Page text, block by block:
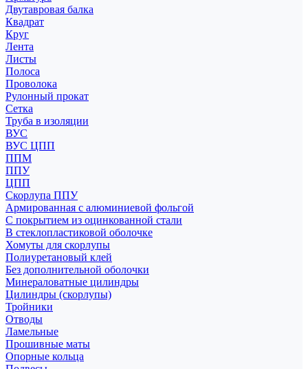
Двутавровая балка
Квадрат
Круг
Лента
Листы
Полоса
Проволока
Рулонный прокат
Сетка
Труба в изоляции
ВУС
ВУС ЦПП
ППМ
ППУ
ЦПП
Скорлупа ППУ
Армированная с алюминиевой фольгой
С покрытием из оцинкованной стали
В стеклопластиковой оболочке
Хомуты для скорлупы
Полиуретановый клей
Без дополнительной оболочки
Минераловатные цилиндры
Цилиндры (скорлупы)
Тройники
Отводы
Ламельные
Прошивные маты
Опорные кольца